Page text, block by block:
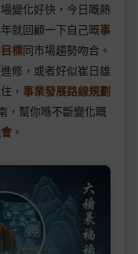
變化好快，今日嘅熱
就回顧一下自己嘅事
標同市場趨勢吻合。
修，或者好似崔日雄
， 事業發展路線規劃
，幫你喺不斷變化嘅
。